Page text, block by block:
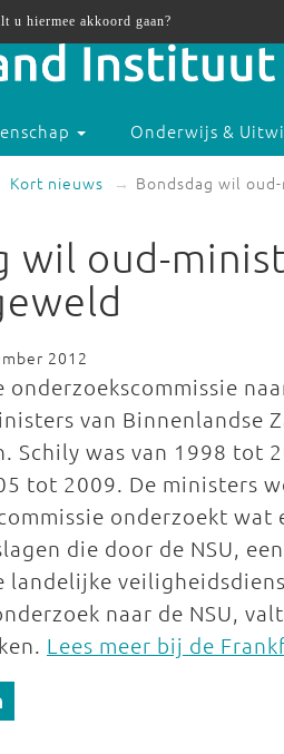
Onderwijs &
Kort nieuws Bondsdag wil
wil oud-
2012
onderzoekscommissie
van Binnenlandse
Schily was van 1998 tot
tot 2009. De ministers
onderzoekt
die door de NSU,
landelijke
naar de NSU,
Lees meer bij de
u hiermee akkoord gaan?